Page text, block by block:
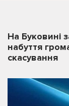
На Буковині
набуття
скасування